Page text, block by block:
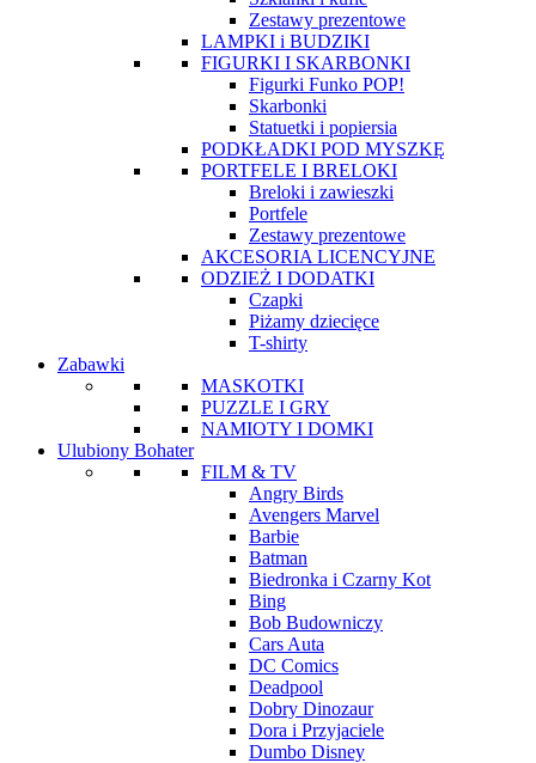
Zestawy prezentowe
LAMPKI i BUDZIKI
FIGURKI I SKARBONKI
Figurki Funko POP!
Skarbonki
Statuetki i popiersia
PODKŁADKI POD MYSZKĘ
PORTFELE I BRELOKI
Breloki i zawieszki
Portfele
Zestawy prezentowe
AKCESORIA LICENCYJNE
ODZIEŻ I DODATKI
Czapki
Piżamy dziecięce
T-shirty
Zabawki
MASKOTKI
PUZZLE I GRY
NAMIOTY I DOMKI
Ulubiony Bohater
FILM & TV
Angry Birds
Avengers Marvel
Barbie
Batman
Biedronka i Czarny Kot
Bing
Bob Budowniczy
Cars Auta
DC Comics
Deadpool
Dobry Dinozaur
Dora i Przyjaciele
Dumbo Disney